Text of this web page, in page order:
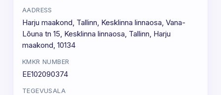
AADRESS
Harju maakond, Tallinn, Kesklinna linnaosa, Vana-
Lõuna tn 15, Kesklinna linnaosa, Tallinn, Harju
maakond, 10134
KMKR NUMBER
EE102090374
TEGEVUSALA